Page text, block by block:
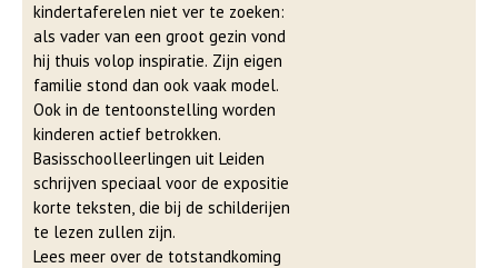
kindertaferelen niet ver te zoeken:
als vader van een groot gezin vond
hij thuis volop inspiratie. Zijn eigen
familie stond dan ook vaak model.
Ook in de tentoonstelling worden
kinderen actief betrokken.
Basisschoolleerlingen uit Leiden
schrijven speciaal voor de expositie
korte teksten, die bij de schilderijen
te lezen zullen zijn.
Lees meer over de totstandkoming